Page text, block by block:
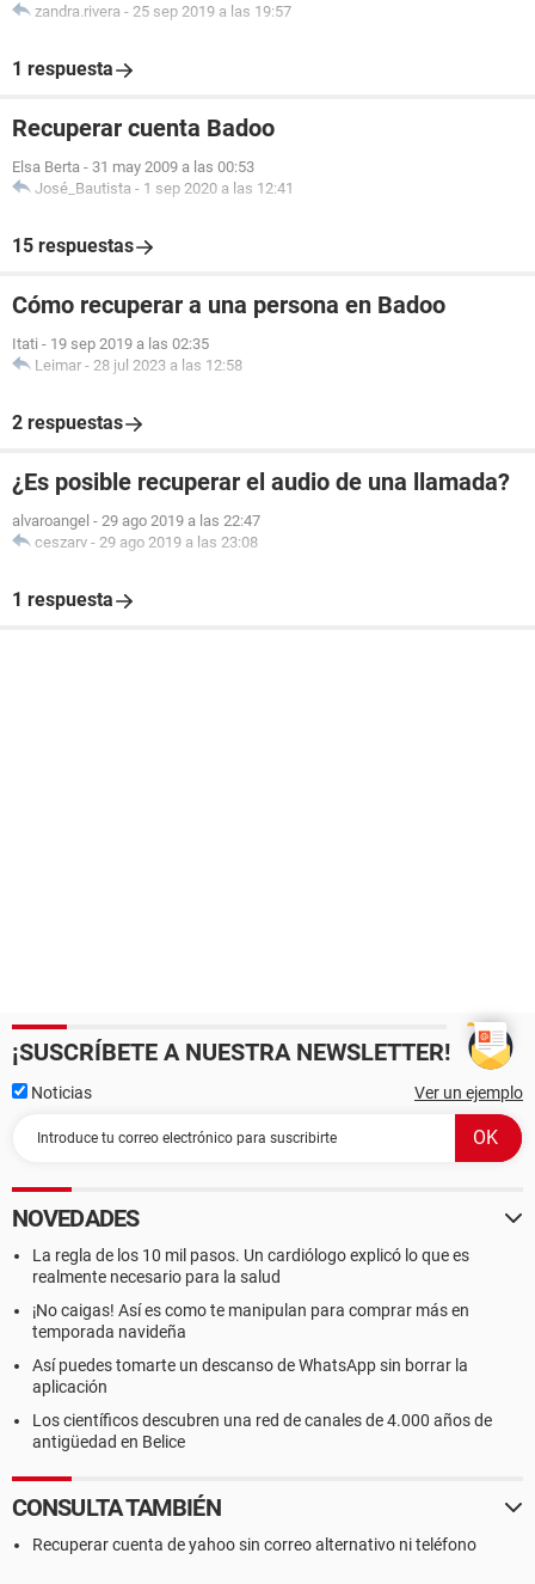
zandra.rivera - 25 sep 2019 a las 19:57
1 respuesta
Recuperar cuenta Badoo
Elsa Berta - 31 may 2009 a las 00:53
José_Bautista - 1 sep 2020 a las 12:41
15 respuestas
Cómo recuperar a una persona en Badoo
Itati - 19 sep 2019 a las 02:35
Leimar - 28 jul 2023 a las 12:58
2 respuestas
¿Es posible recuperar el audio de una llamada?
alvaroangel - 29 ago 2019 a las 22:47
ceszarv - 29 ago 2019 a las 23:08
1 respuesta
¡SUSCRÍBETE A NUESTRA NEWSLETTER!
Noticias Ver un ejemplo
NOVEDADES
La regla de los 10 mil pasos. Un cardiólogo explicó lo que es
realmente necesario para la salud
¡No caigas! Así es como te manipulan para comprar más en
temporada navideña
Así puedes tomarte un descanso de WhatsApp sin borrar la
aplicación
Los científicos descubren una red de canales de 4.000 años de
antigüedad en Belice
CONSULTA TAMBIÉN
Recuperar cuenta de yahoo sin correo alternativo ni teléfono